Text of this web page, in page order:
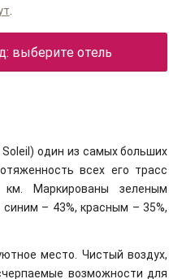
.
выберите отель
один из самых больших
всех его трасс
Маркированы зеленым
– 43%, красным – 35%,
место. Чистый воздух,
возможности для